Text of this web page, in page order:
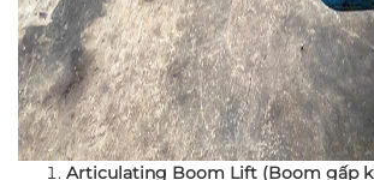
Articulating Boom Lift (Boom gấp